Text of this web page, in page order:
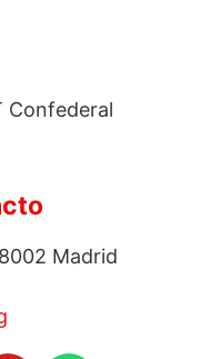
Confederal
Madrid